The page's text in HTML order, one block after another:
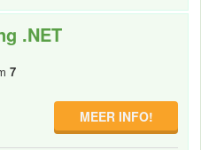
.NET
7
MEER INFO!